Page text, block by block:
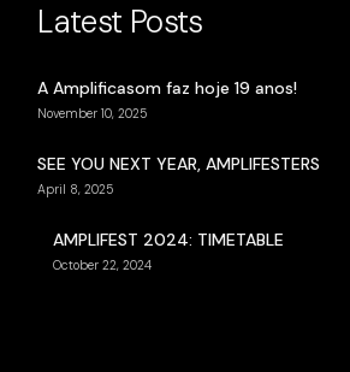
Latest Posts
A Amplificasom faz hoje 19 anos!
November 10, 2025
SEE YOU NEXT YEAR, AMPLIFESTERS
April 8, 2025
AMPLIFEST 2024: TIMETABLE
October 22, 2024